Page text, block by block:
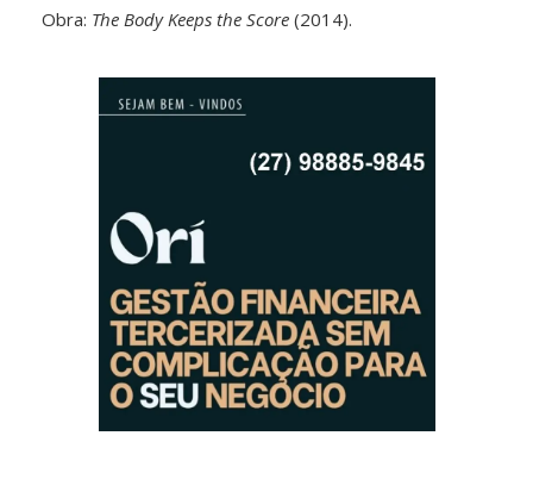
Obra: The Body Keeps the Score (2014).